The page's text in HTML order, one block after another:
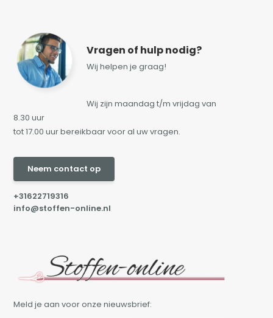
Vragen of hulp nodig?
Wij helpen je graag!
Wij zijn maandag t/m vrijdag van
8.30 uur
tot 17.00 uur bereikbaar voor al uw vragen.
Neem contact op
+31622719316
info@stoffen-online.nl
Meld je aan voor onze nieuwsbrief: